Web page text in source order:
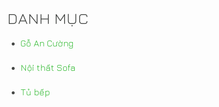
DANH MỤC
Gỗ An Cường
Nội thất Sofa
Tủ bếp